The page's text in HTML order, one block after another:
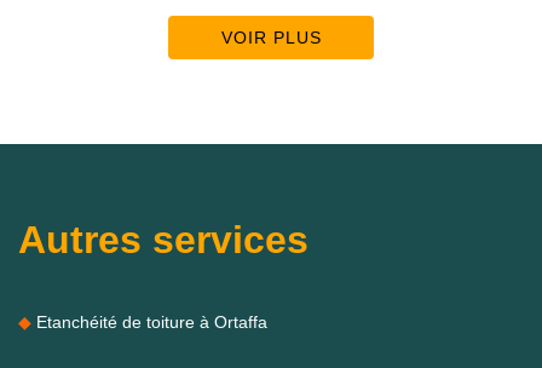
VOIR PLUS
Autres services
Etanchéité de toiture à Ortaffa